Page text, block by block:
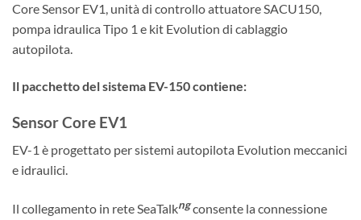
Core Sensor EV1, unità di controllo attuatore SACU150,
pompa idraulica Tipo 1 e kit Evolution di cablaggio
autopilota.
Il pacchetto del sistema EV-150 contiene:
Sensor Core EV1
EV-1 è progettato per sistemi autopilota Evolution meccanici
e idraulici.
Il collegamento in rete SeaTalkngconsente la connessione